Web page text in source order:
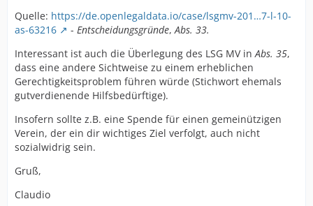
Quelle: https://de.openlegaldata.io/case/lsgmv-201…7-l-10-
as-63216
- Entscheidungsgründe,Abs. 33.
Interessant ist auch die Überlegung des LSG MV inAbs. 35,
dass eine andere Sichtweise zu einem erheblichen
Gerechtigkeitsproblem führen würde (Stichwort ehemals
gutverdienende Hilfsbedürftige).
Insofern sollte z.B. eine Spende für einen gemeinützigen
Verein, der ein dir wichtiges Ziel verfolgt, auch nicht
sozialwidrig sein.
Gruß,
Claudio